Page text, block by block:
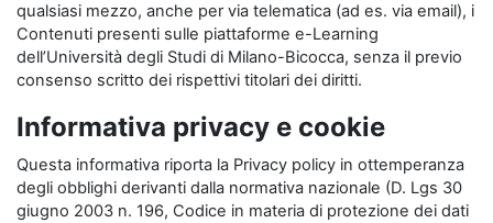
qualsiasi mezzo, anche per via telematica (ad es. via email), i
Contenuti presenti sulle piattaforme e-Learning
dell’Università degli Studi di Milano-Bicocca, senza il previo
consenso scritto dei rispettivi titolari dei diritti.
Informativa privacy e cookie
Questa informativa riporta la Privacy policy in ottemperanza
degli obblighi derivanti dalla normativa nazionale (D. Lgs 30
giugno 2003 n. 196, Codice in materia di protezione dei dati